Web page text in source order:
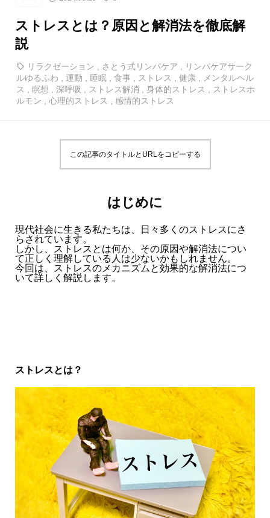
ストレスとは？原因と解消法を徹底解
説
リラクゼーション さとう式リンパケア
リンパケアサーク
ルゆるふわ , 運動 , 睡眠 , 食事 , ストレス , 健康 , メンタルヘル
ス , 瞑想 , 深呼吸 , ストレス解消 , 身体的ストレス , ストレスホ
ルモン , 心理的ストレス , 感情的ストレス
この記事のタイトルとURLをコピーする
はじめに
現代社会に生きる私たちは、日々多くのストレスにさ
らされています。
しかし、ストレスとは何か、その原因や解消法につい
て正しく理解している人は少ないかもしれません。
今回は、ストレスのメカニズムと効果的な解消法につ
いて詳しく解説します。
ストレスとは？